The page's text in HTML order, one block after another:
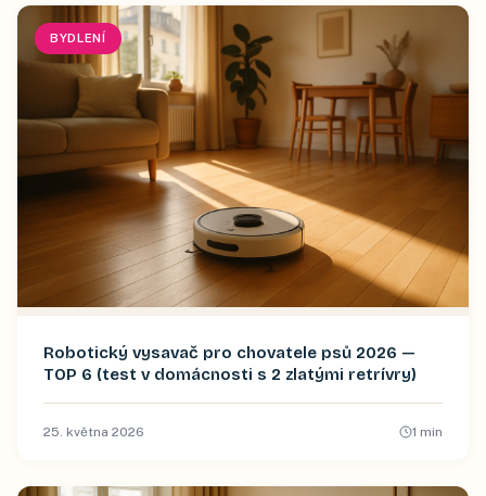
BYDLENÍ
Robotický vysavač pro chovatele psů 2026 —
TOP 6 (test v domácnosti s 2 zlatými retrívry)
25. května 2026 1 min